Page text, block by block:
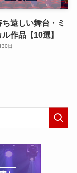
ち遠しい舞台・ミ
作品【10選】
30日